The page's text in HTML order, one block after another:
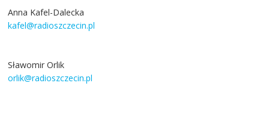
Anna Kafel-Dalecka
kafel@radioszczecin.pl
Sławomir Orlik
orlik@radioszczecin.pl